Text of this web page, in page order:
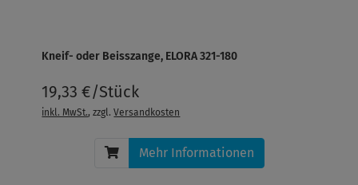
Kneif- oder Beisszange, ELORA 321-180
19,33 €/Stück
inkl. MwSt., zzgl.Versandkosten
Mehr Informationen